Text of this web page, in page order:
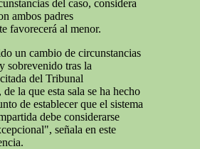
del caso, considera
ambos padres
favorecerá al menor.
un cambio de circunstancias
sobrevenido tras la
del Tribunal
la que esta sala se ha hecho
de establecer que el sistema
debe considerarse
señala en este